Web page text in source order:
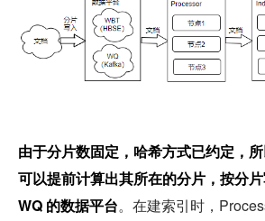
由于分片数固定，哈希方式已约定，
可以提前计算出其所在的分片，按分
WQ 的数据平台。在建索引时，